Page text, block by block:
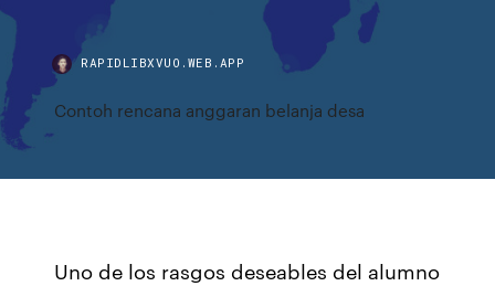
RAPIDLIBXVUO.WEB.APP
Contoh rencana anggaran belanja desa
Uno de los rasgos deseables del alumno